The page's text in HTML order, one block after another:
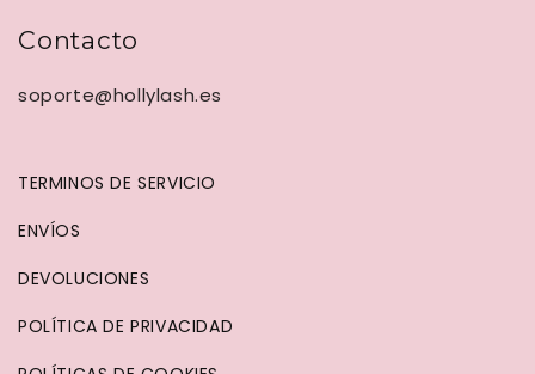
Contacto
soporte@hollylash.es
TERMINOS DE SERVICIO
ENVÍOS
DEVOLUCIONES
POLÍTICA DE PRIVACIDAD